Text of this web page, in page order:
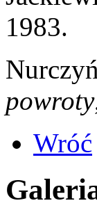
1983.
powroty
Wróć